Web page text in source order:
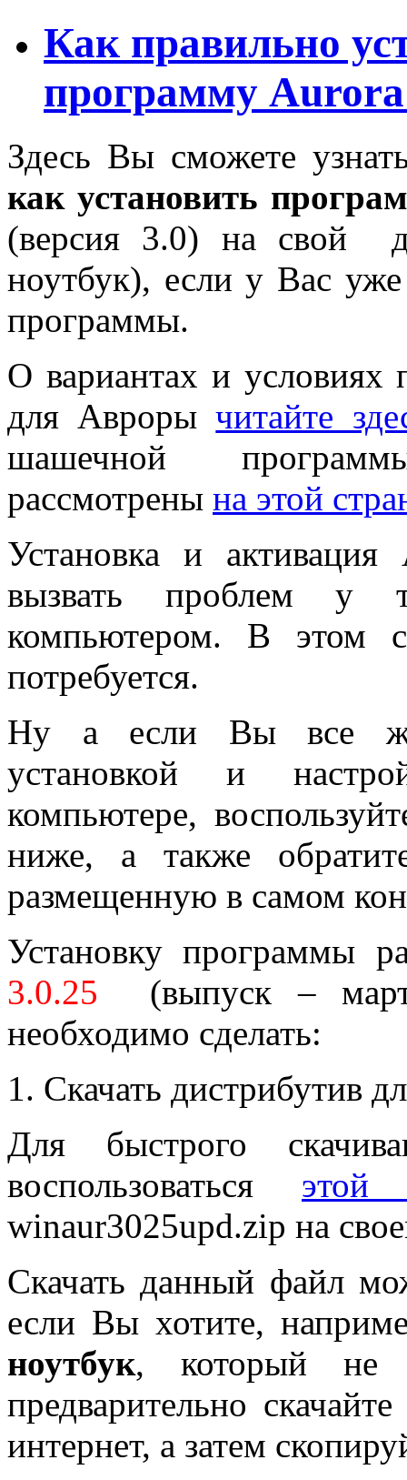
Как правильно
программу
Здесь Вы сможете
как установить
(версия 3.0) на свой
ноутбук), если у Вас
программы.
О вариантах и условиях
для Аврорычитайте
шашечной
рассмотрены на этой
Установка и
вызвать проблем у
компьютером. В этом
потребуется.
Ну а если Вы все же
установкой и
компьютере,
ниже, а также
размещенную в самом
Установку программы
3.0.25 (выпуск –
необходимо сделать:
1. Скачать дистрибутив
Для быстрого
воспользоваться этой
winaur3025upd.zip на
Скачать данный файл
если Вы хотите,
ноутбук, который не
предварительно
интернет, а затем